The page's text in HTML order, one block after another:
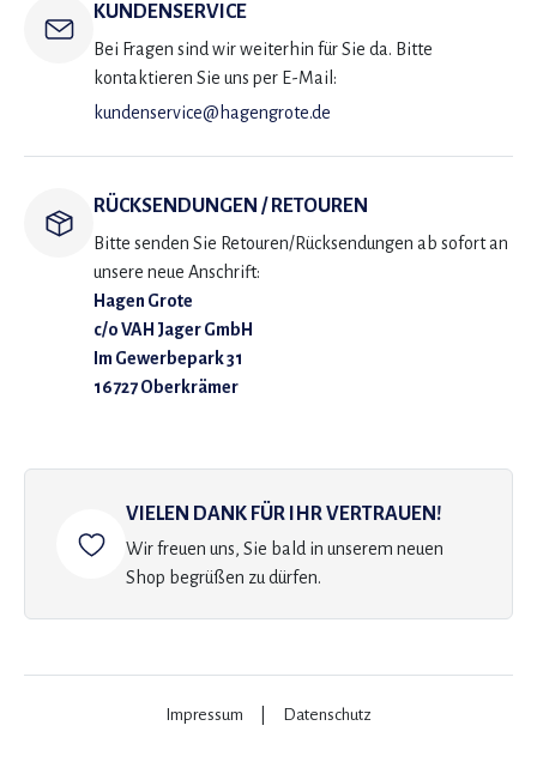
KUNDENSERVICE
Bei Fragen sind wir weiterhin für Sie da. Bitte
kontaktieren Sie uns per E-Mail:
kundenservice@hagengrote.de
RÜCKSENDUNGEN / RETOUREN
Bitte senden Sie Retouren/Rücksendungen ab sofort an
unsere neue Anschrift:
Hagen Grote
c/o VAH Jager GmbH
Im Gewerbepark 31
16727 Oberkrämer
VIELEN DANK FÜR IHR VERTRAUEN!
Wir freuen uns, Sie bald in unserem neuen
Shop begrüßen zu dürfen.
Impressum Datenschutz